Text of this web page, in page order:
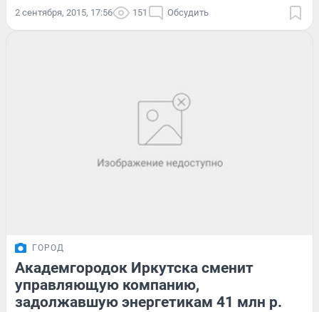
2 сентября, 2015, 17:56 151 Обсудить
ГОРОД
Академгородок Иркутска сменит
управляющую компанию,
задолжавшую энергетикам 41 млн р.